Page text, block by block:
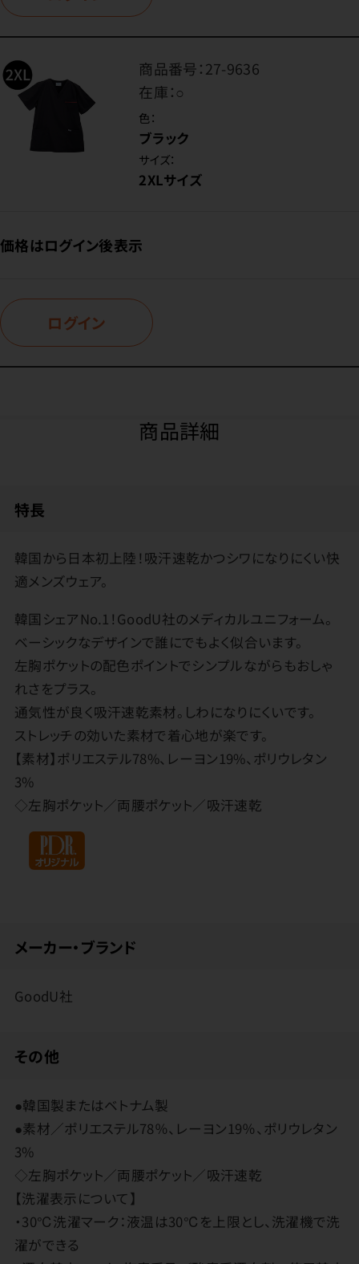
商品番号：27-9636
在庫：○
色：
ブラック
サイズ：
2XLサイズ
価格はログイン後表示
ログイン
商品詳細
特長
韓国から日本初上陸！吸汗速乾かつシワになりにくい快
適メンズウェア。
韓国シェアNo.1！GoodU社のメディカルユニフォーム。
ベーシックなデザインで誰にでもよく似合います。
左胸ポケットの配色ポイントでシンプルながらもおしゃ
れさをプラス。
通気性が良く吸汗速乾素材。しわになりにくいです。
ストレッチの効いた素材で着心地が楽です。
【素材】ポリエステル78%、レーヨン19%、ポリウレタン
3%
◇左胸ポケット／両腰ポケット／吸汗速乾
メーカー・ブランド
GoodU社
その他
●韓国製またはベトナム製
●素材／ポリエステル78％、レーヨン19％、ポリウレタン
3%
◇左胸ポケット／両腰ポケット／吸汗速乾
【洗濯表示について】
・30℃洗濯マーク：液温は30℃を上限とし、洗濯機で洗
濯ができる